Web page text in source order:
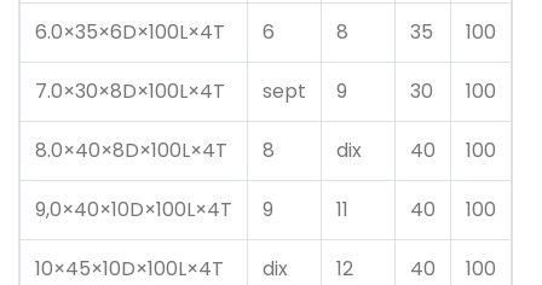
6.0×35×6D×100L×4T 6 8 35 100
7.0×30×8D×100L×4T sept 9 30 100
8.0×40×8D×100L×4T 8 dix 40 100
9,0×40×10D×100L×4T 9 11 40 100
10×45×10D×100L×4T dix 12 40 100